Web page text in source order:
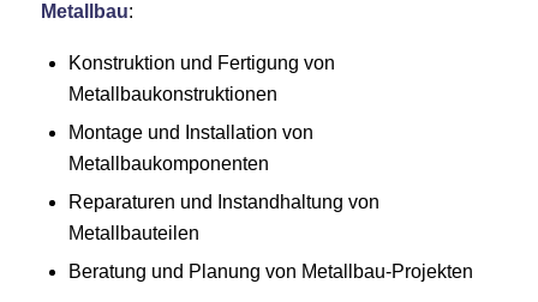
Metallbau:
Konstruktion und Fertigung von
Metallbaukonstruktionen
Montage und Installation von
Metallbaukomponenten
Reparaturen und Instandhaltung von
Metallbauteilen
Beratung und Planung von Metallbau-Projekten